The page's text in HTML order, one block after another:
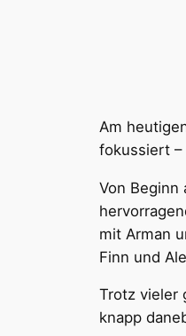
Am
fokussiert –
Von Beginn
mit Arman
Finn und
Trotz vieler
knapp